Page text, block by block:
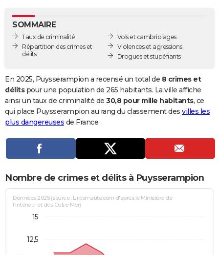
GUIDES D'ACHAT
BONS PLANS
Carte de Noël
Carte Bonne année
Carte Saint-Valentin
Carte Pâques
Carte d'anniversaire
DICTIONNAIRE
Dictionnaire
Biographies
Citations
Expressions
Proverbes
PROGRAMME TV
Se connecter
Entreprises
Service militaire
Avis de recherche
AVIS DE DÉCÈS
Bricolage
Lifestyle
Culture
Sport
Auto
Television
Voyage
Cinema
SOMMAIRE
Taux de criminalité
Répartition des crimes et
délits
Vols et cambriolages
Violences et agressions
Drogues et stupéfiants
En 2025, Puysserampion a recensé un total de 8 crimes et
délitspour une population de 265 habitants. La ville affiche
ainsi un taux de criminalité de 30,8 pour mille habitants, ce
qui place Puysserampion au rang du classement des villes les
plus dangereuses de France.
Nombre de crimes et délits à Puysserampion
Données 2025 (source : Linternaute.com d'après le Ministère de
l'Intérieur et des Outre-Mer)
12,5
15